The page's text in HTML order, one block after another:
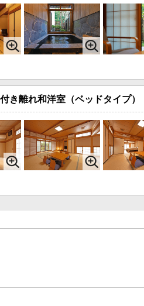
き離れ和洋室（ベッドタイプ）